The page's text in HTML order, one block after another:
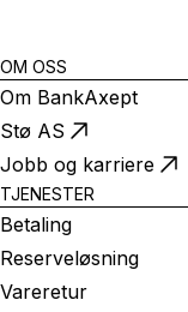
OM OSS
Om BankAxept
Stø AS
Jobb og karriere
TJENESTER
Betaling
Reserveløsning
Vareretur